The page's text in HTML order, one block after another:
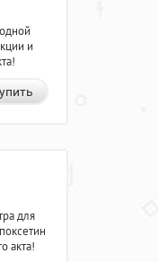
и
для
акта!